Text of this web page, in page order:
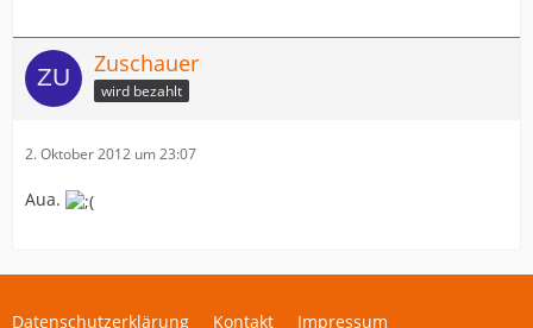
Zuschauer
wird bezahlt
2. Oktober 2012 um 23:07
Aua.
Datenschutzerklärung Kontakt Impressum